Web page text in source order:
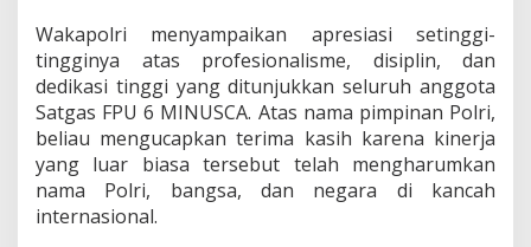
B
h
a
y
a
n
k
a
Wakapolri menyampaikan apresiasi setinggi-
tingginya atas profesionalisme, disiplin, dan
dedikasi tinggi yang ditunjukkan seluruh anggota
Satgas FPU 6 MINUSCA. Atas nama pimpinan Polri,
beliau mengucapkan terima kasih karena kinerja
yang luar biasa tersebut telah mengharumkan
nama Polri, bangsa, dan negara di kancah
internasional.